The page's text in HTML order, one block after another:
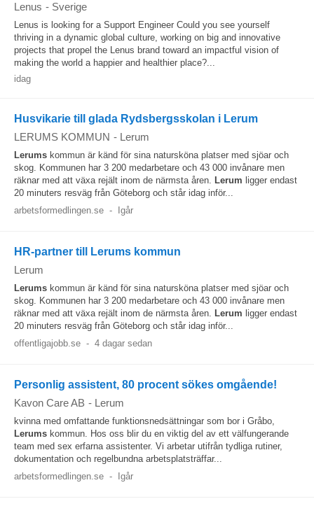
Lenus - Sverige
Lenus is looking for a Support Engineer Could you see yourself
thriving in a dynamic global culture, working on big and innovative
projects that propel the Lenus brand toward an impactful vision of
making the world a happier and healthier place?...
idag
Husvikarie till glada Rydsbergsskolan i Lerum
LERUMS KOMMUN - Lerum
Lerums kommun är känd för sina natursköna platser med sjöar och
skog. Kommunen har 3 200 medarbetare och 43 000 invånare men
räknar med att växa rejält inom de närmsta åren. Lerum ligger endast
20 minuters resväg från Göteborg och står idag inför...
arbetsformedlingen.se - Igår
HR-partner till Lerums kommun
Lerum
Lerums kommun är känd för sina natursköna platser med sjöar och
skog. Kommunen har 3 200 medarbetare och 43 000 invånare men
räknar med att växa rejält inom de närmsta åren. Lerum ligger endast
20 minuters resväg från Göteborg och står idag inför...
offentligajobb.se - 4 dagar sedan
Personlig assistent, 80 procent sökes omgående!
Kavon Care AB - Lerum
kvinna med omfattande funktionsnedsättningar som bor i Gråbo,
Lerums kommun. Hos oss blir du en viktig del av ett välfungerande
team med sex erfarna assistenter. Vi arbetar utifrån tydliga rutiner,
dokumentation och regelbundna arbetsplatsträffar...
arbetsformedlingen.se - Igår